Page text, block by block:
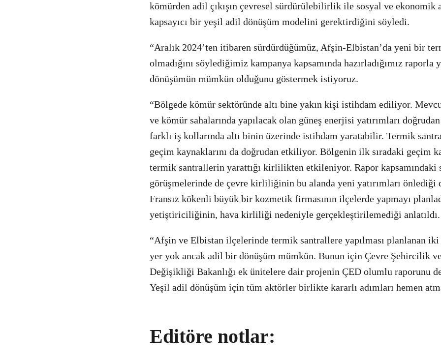
kömürden adil çıkışın çevresel sürdürülebilirlik ile sosyal ve ekonomik
kapsayıcı bir yeşil adil dönüşüm modelini gerektirdiğini söyledi.
“Aralık 2024’ten itibaren sürdürdüğümüz, Afşin-Elbistan’da yeni bir
olmadığını söylediğimiz kampanya kapsamında hazırladığımız raporla
dönüşümün mümkün olduğunu göstermek istiyoruz.
“Bölgede kömür sektöründe altı bine yakın kişi istihdam ediliyor.
ve kömür sahalarında yapılacak olan güneş enerjisi yatırımları
farklı iş kollarında altı binin üzerinde istihdam yaratabilir. Termik
geçim kaynaklarını da doğrudan etkiliyor. Bölgenin ilk sıradaki geçim
termik santrallerin yarattığı kirlilikten etkileniyor. Rapor kapsamındaki
görüşmelerinde de çevre kirliliğinin bu alanda yeni yatırımları
Fransız kökenli büyük bir kozmetik firmasının ilçelerde yapmayı
yetiştiriciliğinin, hava kirliliği nedeniyle gerçekleştirilemediği anlatıldı.
“Afşin ve Elbistan ilçelerinde termik santrallere yapılması planlanan
yer yok ancak adil bir dönüşüm mümkün. Bunun için Çevre Şehircilik
Değişikliği Bakanlığı ek ünitelere dair projenin ÇED olumlu raporunu
Yeşil adil dönüşüm için tüm aktörler birlikte kararlı adımları hemen
Editöre notlar: